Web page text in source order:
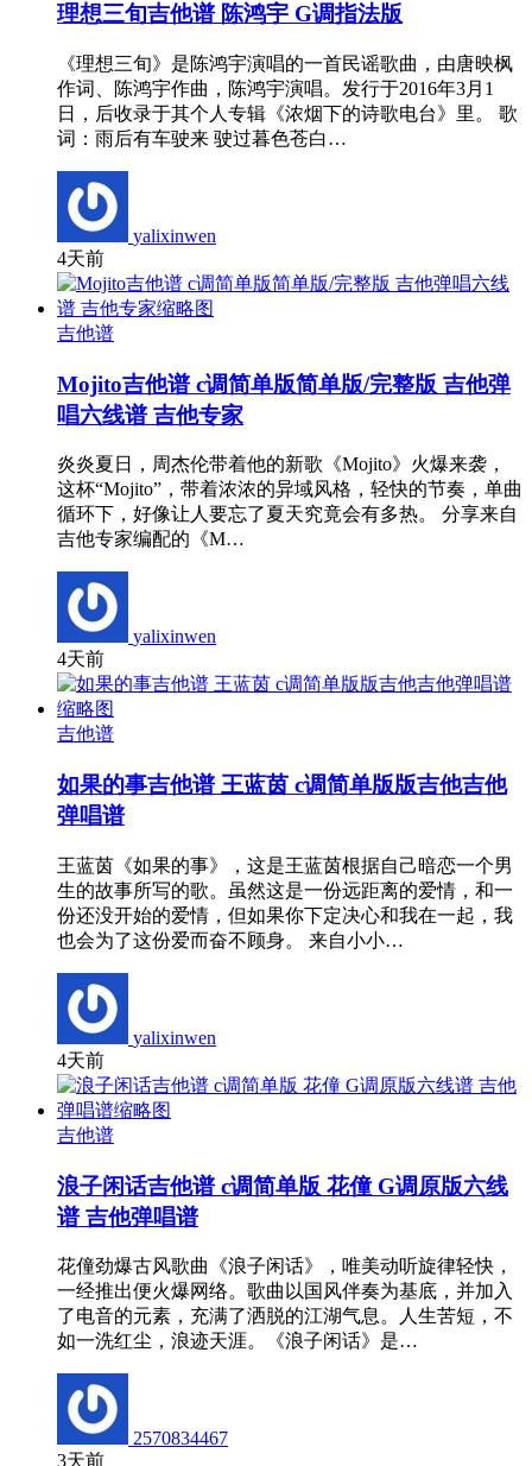
理想三旬吉他谱 陈鸿宇 G调指法版
《理想三旬》是陈鸿宇演唱的一首民谣歌曲，由唐映枫
作词、陈鸿宇作曲，陈鸿宇演唱。发行于2016年3月1
日，后收录于其个人专辑《浓烟下的诗歌电台》里。 歌
词：雨后有车驶来 驶过暮色苍白…
yalixinwen
4天前
吉他谱
Mojito吉他谱 c调简单版简单版/完整版 吉他弹
唱六线谱 吉他专家
炎炎夏日，周杰伦带着他的新歌《Mojito》火爆来袭，
这杯“Mojito”，带着浓浓的异域风格，轻快的节奏，单曲
循环下，好像让人要忘了夏天究竟会有多热。 分享来自
吉他专家编配的《M…
yalixinwen
4天前
吉他谱
如果的事吉他谱 王蓝茵 c调简单版版吉他吉他
弹唱谱
王蓝茵《如果的事》，这是王蓝茵根据自己暗恋一个男
生的故事所写的歌。虽然这是一份远距离的爱情，和一
份还没开始的爱情，但如果你下定决心和我在一起，我
也会为了这份爱而奋不顾身。 来自小小…
yalixinwen
4天前
吉他谱
浪子闲话吉他谱 c调简单版 花僮 G调原版六线
谱 吉他弹唱谱
花僮劲爆古风歌曲《浪子闲话》，唯美动听旋律轻快，
一经推出便火爆网络。歌曲以国风伴奏为基底，并加入
了电音的元素，充满了洒脱的江湖气息。人生苦短，不
如一洗红尘，浪迹天涯。《浪子闲话》是…
2570834467
3天前